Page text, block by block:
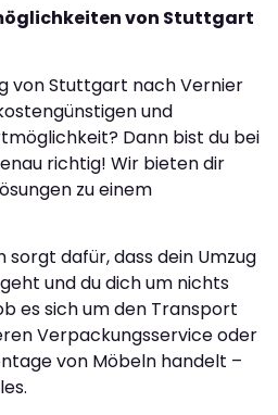
von Stuttgart
von Stuttgart nach Vernier
und
Dann bist du bei
richtig! Wir bieten dir
zu einem
dafür, dass dein Umzug
und du dich um nichts
es sich um den Transport
Verpackungsservice oder
von Möbeln handelt –